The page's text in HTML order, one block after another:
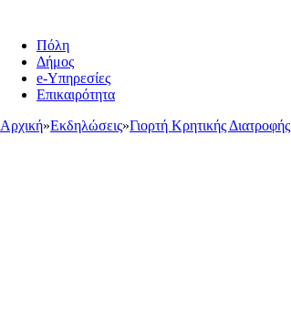
Πόλη
Δήμος
e-Υπηρεσίες
Επικαιρότητα
Αρχική»Εκδηλώσεις»Γιορτή Κρητικής Διατροφής